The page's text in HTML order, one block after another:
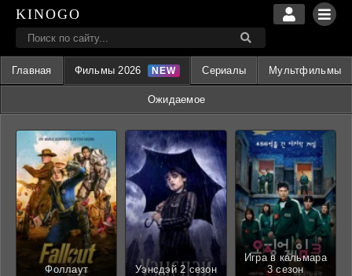
KINOGO
Главная Фильмы 2026 Сериалы Мультфильмы
Ожидаемое
Фоллаут Уэнсдэй 2 сезон
Игра в кальмара
3 сезон